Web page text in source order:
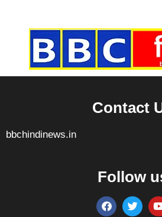
Contact
bbchindinews.in
Follow